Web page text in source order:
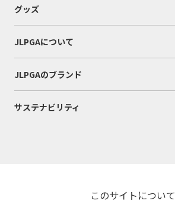
グッズ
JLPGAについて
JLPGAのブランド
サステナビリティ
このサイトについて